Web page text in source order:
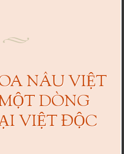
NÂU VIỆT
DÒNG
VIỆT ĐỘC